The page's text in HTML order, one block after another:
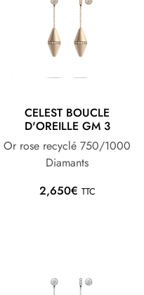
CELEST BOUCLE
D'OREILLE GM 3
Or rose recyclé 750/1000
Diamants
2,650€ TTC